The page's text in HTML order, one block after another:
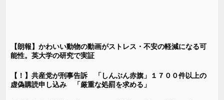
【朗報】かわいい動物の動画がストレス・不安の軽減になる可
能性。英大学の研究で実証
【！】共産党が刑事告訴 「しんぶん赤旗」１７００件以上の
虚偽購読申し込み 「厳重な処罰を求める」